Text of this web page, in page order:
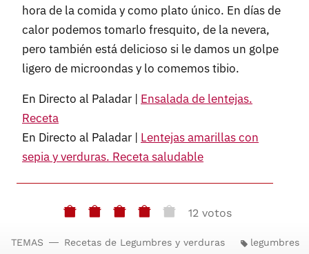
hora de la comida y como plato único. En días de
calor podemos tomarlo fresquito, de la nevera,
pero también está delicioso si le damos un golpe
ligero de microondas y lo comemos tibio.
En Directo al Paladar | Ensalada de lentejas.
Receta
En Directo al Paladar | Lentejas amarillas con
sepia y verduras. Receta saludable
12 votos
TEMAS Recetas de Legumbres y verduras legumbres